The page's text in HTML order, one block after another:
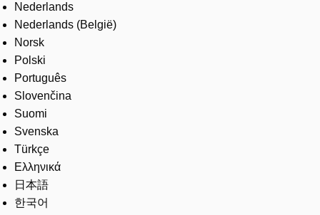
Nederlands
Nederlands (België)
Norsk
Polski
Português
Slovenčina
Suomi
Svenska
Türkçe
Ελληνικά
日本語
한국어